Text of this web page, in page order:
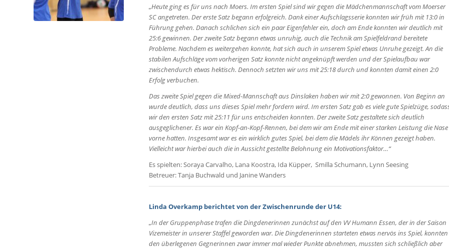
„Heute ging es für uns nach Moers. Im ersten Spiel sind wir gegen die Mädchenmannschaft vom Moerser
SC angetreten. Der erste Satz begann erfolgreich. Dank einer Aufschlagsserie konnten wir früh mit 13:0 in
Führung gehen. Danach schlichen sich ein paar Eigenfehler ein, doch am Ende konnten wir deutlich mit
25:6 gewinnen. Der zweite Satz begann etwas unruhig, auch die Technik am Spielfeldrand bereitete
Probleme. Nachdem es weitergehen konnte, hat sich auch in unserem Spiel etwas Unruhe gezeigt. An die
stabilen Aufschläge vom vorherigen Satz konnte nicht angeknüpft werden und der Spielaufbau war
zwischendurch etwas hektisch. Dennoch setzten wir uns mit 25:18 durch und konnten damit einen 2:0
Erfolg verbuchen.
Das zweite Spiel gegen die Mixed-Mannschaft aus Dinslaken haben wir mit 2:0 gewonnen. Von Beginn an
wurde deutlich, dass uns dieses Spiel mehr fordern wird. Im ersten Satz gab es viele gute Spielzüge,
wir den ersten Satz mit 25:11 für uns entscheiden konnten. Der zweite Satz gestaltete sich deutlich
ausgeglichener. Es war ein Kopf-an-Kopf-Rennen, bei dem wir am Ende mit einer starken Leistung die Nase
vorne hatten. Insgesamt war es ein wirklich gutes Spiel, bei dem die Mädels ihr Können gezeigt haben.
Vielleicht war hierbei auch die in Aussicht gestellte Belohnung ein Motivationsfaktor…“
Es spielten: Soraya Carvalho, Lana Koostra, Ida Küpper, Smilla Schumann, Lynn Seesing
Betreuer: Tanja Buchwald und Janine Wanders
Linda Overkamp berichtet von der Zwischenrunde der U14:
„In der Gruppenphase trafen die Dingdenerinnen zunächst auf den VV Humann Essen, der in der Saison
Vizemeister in unserer Staffel geworden war. Die Dingdenerinnen starteten etwas nervös ins Spiel, konnten
den überlegenen Gegnerinnen zwar immer mal wieder Punkte abnehmen, mussten sich schließlich aber